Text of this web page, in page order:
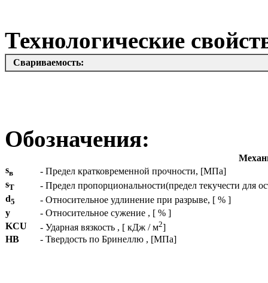
Технологические
Свариваемость:
Обозначения:
sв
- Предел кратковременной прочности, [МПа]
sT
- Предел пропорциональности(предел текучести для
d5
- Относительное удлинение при разрыве, [ % ]
y
- Относительное сужение , [ % ]
KCU
- Ударная вязкость , [ кДж / м2]
HB
- Твердость по Бринеллю , [МПа]